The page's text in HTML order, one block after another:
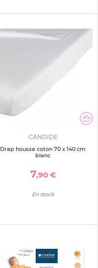
CANDIDE
Drap housse coton 70 x 140 cm
blanc
7,90 €
En stock